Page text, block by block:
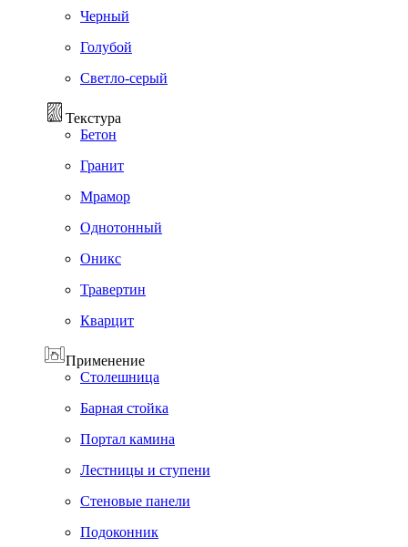
Черный
Голубой
Светло-серый
Текстура
Бетон
Гранит
Мрамор
Однотонный
Оникс
Травертин
Кварцит
Применение
Cтолешница
Барная стойка
Портал камина
Лестницы и ступени
Стеновые панели
Подоконник